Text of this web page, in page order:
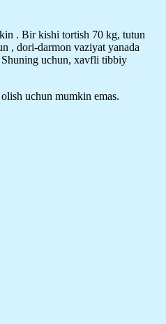
. Bir kishi tortish 70 kg, tutun
, dori-darmon vaziyat yanada
uchun, xavfli tibbiy
uchun mumkin emas.